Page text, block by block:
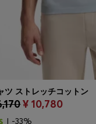
クイックショッピング
ツ ストレッチコットン
¥ 10,780
| -33%